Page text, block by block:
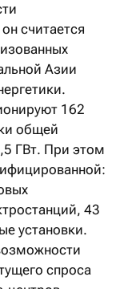
считается
Азии
162
общей
ГВт. При этом
43
установки.
спроса